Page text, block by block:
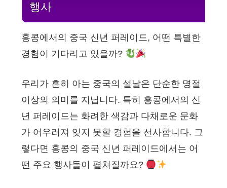
행사
홍콩에서의 중국 신년 퍼레이드, 어떤 특별한
경험이 기다리고 있을까?
우리가 흔히 아는 중국의 설날은 단순한 명절
이상의 의미를 지닙니다. 특히 홍콩에서의 신
년 퍼레이드는 화려한 색감과 다채로운 문화
가 어우러져 잊지 못할 경험을 선사합니다. 그
렇다면 홍콩의 중국 신년 퍼레이드에서는 어
떤 주요 행사들이 펼쳐질까요?